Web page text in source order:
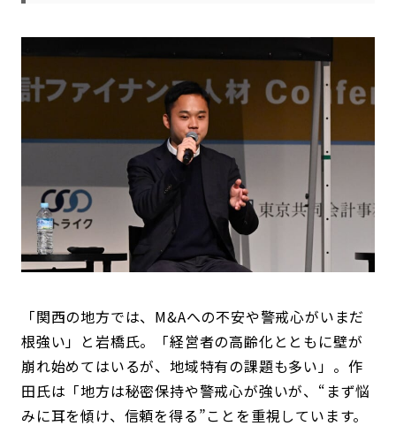
「関西の地方では、M&Aへの不安や警戒心がいまだ
根強い」と岩橋氏。「経営者の高齢化とともに壁が
崩れ始めてはいるが、地域特有の課題も多い」。作
田氏は「地方は秘密保持や警戒心が強いが、“まず悩
みに耳を傾け、信頼を得る”ことを重視しています。